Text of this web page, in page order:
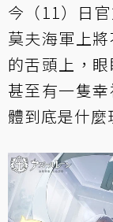
今（11）日
莫夫海軍上
的舌頭上，
甚至有一隻
體到底是什麼